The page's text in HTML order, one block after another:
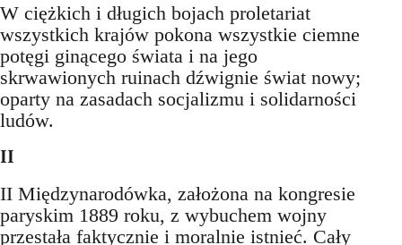
W ciężkich i długich bojach proletariat
wszystkich krajów pokona wszystkie ciemne
potęgi ginącego świata i na jego
skrwawionych ruinach dźwignie świat nowy;
oparty na zasadach socjalizmu i solidarności
ludów.
II
II Międzynarodówka, założona na kongresie
paryskim 1889 roku, z wybuchem wojny
przestała faktycznie i moralnie istnieć. Cały